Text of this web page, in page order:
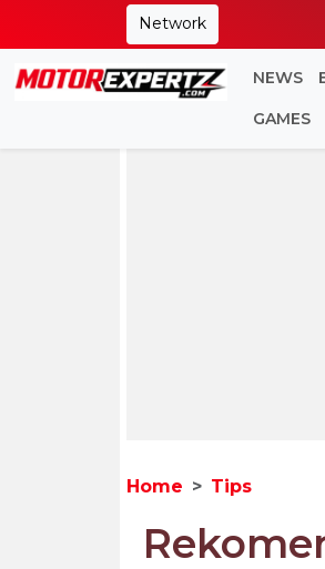
Network
NEWS
GAMES
Home Tips